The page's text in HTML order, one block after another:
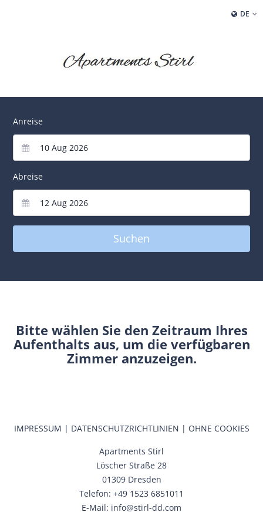
DE
Anreise
Abreise
Bitte wählen Sie den Zeitraum Ihres
Aufenthalts aus, um die verfügbaren
Zimmer anzuzeigen.
IMPRESSUM | DATENSCHUTZRICHTLINIEN | OHNE COOKIES
Apartments Stirl
Löscher Straße 28
01309 Dresden
Telefon: +49 1523 6851011
E-Mail: info@stirl-dd.com